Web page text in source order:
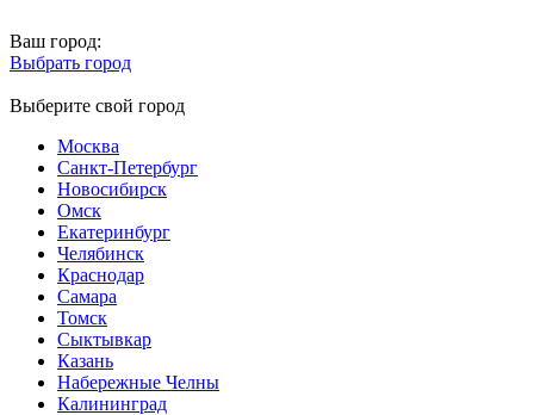
Ваш город:
Выбрать город
Выберите свой город
Москва
Санкт-Петербург
Новосибирск
Омск
Екатеринбург
Челябинск
Краснодар
Самара
Томск
Сыктывкар
Казань
Набережные Челны
Калининград